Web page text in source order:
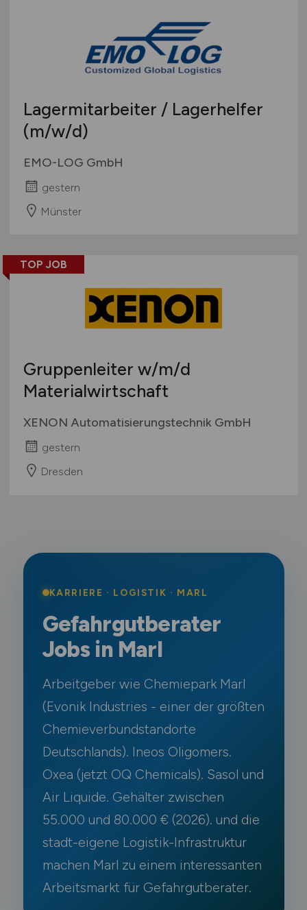
Lagermitarbeiter / Lagerhelfer
(m/w/d)
EMO-LOG GmbH
gestern
Münster
TOP JOB
Gruppenleiter w/m/d
Materialwirtschaft
XENON Automatisierungstechnik GmbH
gestern
Dresden
KARRIERE · LOGISTIK · MARL
Gefahrgutberater
Jobs in Marl
Arbeitgeber wie Chemiepark Marl
(Evonik Industries - einer der größten
Chemieverbundstandorte
Deutschlands). Ineos Oligomers.
Oxea (jetzt OQ Chemicals). Sasol und
Air Liquide. Gehälter zwischen
55.000 und 80.000 € (2026). und die
stadt-eigene Logistik-Infrastruktur
machen Marl zu einem interessanten
Arbeitsmarkt für Gefahrgutberater.